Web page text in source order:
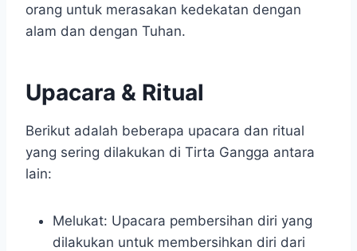
orang untuk merasakan kedekatan dengan
alam dan dengan Tuhan.
Upacara & Ritual
Berikut adalah beberapa upacara dan ritual
yang sering dilakukan di Tirta Gangga antara
lain:
Melukat: Upacara pembersihan diri yang
dilakukan untuk membersihkan diri dari